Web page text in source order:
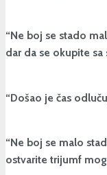
“Ne boj se stado
dar da se okupite sa
“Došao je čas
“Ne boj se malo
ostvarite trijumf